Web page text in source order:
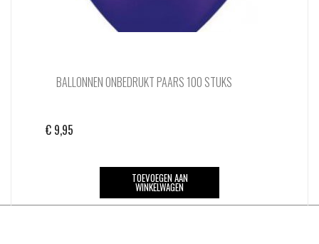
BALLONNEN ONBEDRUKT PAARS 100 STUKS
€ 9,95
TOEVOEGEN AAN
WINKELWAGEN